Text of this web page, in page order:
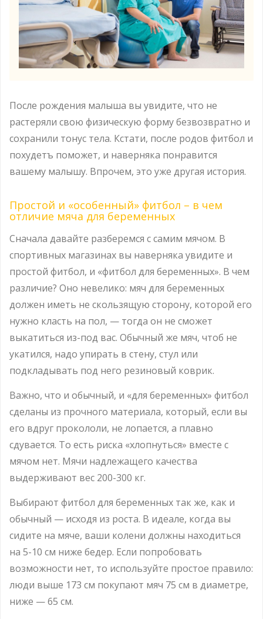
После рождения малыша вы увидите, что не
растеряли свою физическую форму безвозвратно и
сохранили тонус тела. Кстати, после родов фитбол и
похудетъ поможет, и наверняка понравится
вашему малышу. Впрочем, это уже другая история.
Простой и «особенный» фитбол – в чем
отличие мяча для беременных
Сначала давайте разберемся с самим мячом. В
спортивных магазинах вы наверняка увидите и
простой фитбол, и «фитбол для беременных». В чем
различие? Оно невелико: мяч для беременных
должен иметь не скользящую сторону, которой его
нужно класть на пол, — тогда он не сможет
выкатиться из-под вас. Обычный же мяч, чтоб не
укатился, надо упирать в стену, стул или
подкладывать под него резиновый коврик.
Важно, что и обычный, и «для беременных» фитбол
сделаны из прочного материала, который, если вы
его вдруг прокололи, не лопается, а плавно
сдувается. То есть риска «хлопнуться» вместе с
мячом нет. Мячи надлежащего качества
выдерживают вес 200-300 кг.
Выбирают фитбол для беременных так же, как и
обычный — исходя из роста. В идеале, когда вы
сидите на мяче, ваши колени должны находиться
на 5-10 см ниже бедер. Если попробовать
возможности нет, то используйте простое правило:
люди выше 173 см покупают мяч 75 см в диаметре,
ниже — 65 см.